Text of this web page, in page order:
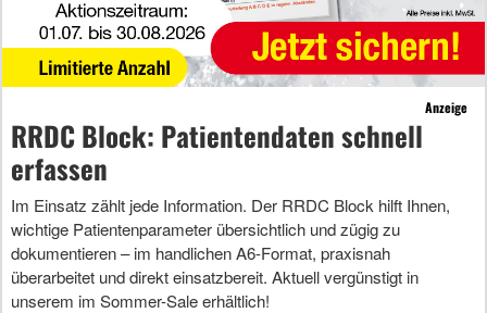
Anzeige
RRDC Block: Patientendaten schnell
erfassen
Im Einsatz zählt jede Information. Der RRDC Block hilft Ihnen,
wichtige Patientenparameter übersichtlich und zügig zu
dokumentieren – im handlichen A6-Format, praxisnah
überarbeitet und direkt einsatzbereit. Aktuell vergünstigt in
unserem im Sommer-Sale erhältlich!